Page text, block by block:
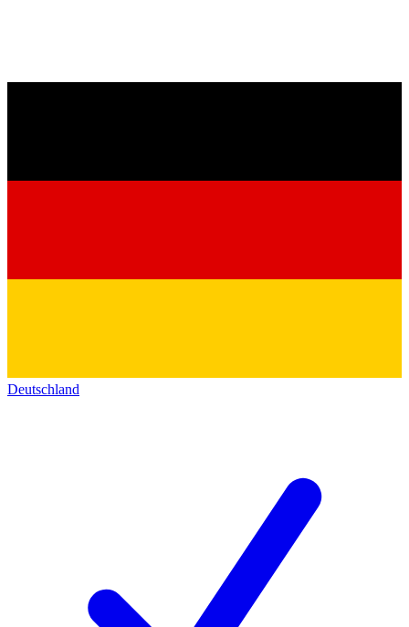
Deutschland